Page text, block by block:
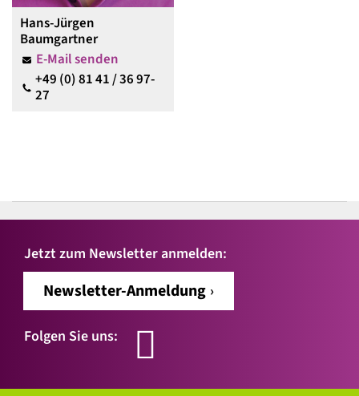
Hans-Jürgen
Baumgartner
E-Mail senden
+49 (0) 81 41 / 36 97-
27
Jetzt zum Newsletter anmelden:
Newsletter-Anmeldung
Folgen Sie uns: